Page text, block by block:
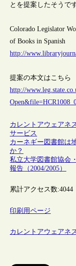
とを提案したそうです
Colorado Legislator
of Books in Spanish
http://
提案の本文はこちら
http://
カレントアウェアネ
サービス
カーネギー図書館は
か？
私立大学図書館協会
報告（2004/2005）
累計アクセス数:4044
印刷用ページ
カレントアウェアネ